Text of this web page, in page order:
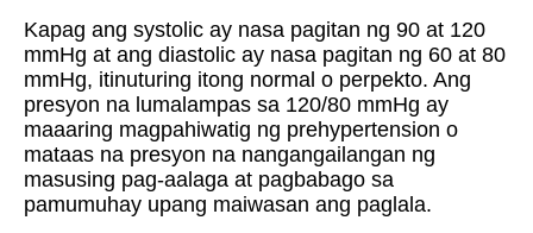
Kapag ang systolic ay nasa pagitan ng 90 at 120
mmHg at ang diastolic ay nasa pagitan ng 60 at 80
mmHg, itinuturing itong normal o perpekto. Ang
presyon na lumalampas sa 120/80 mmHg ay
maaaring magpahiwatig ng prehypertension o
mataas na presyon na nangangailangan ng
masusing pag-aalaga at pagbabago sa
pamumuhay upang maiwasan ang paglala.